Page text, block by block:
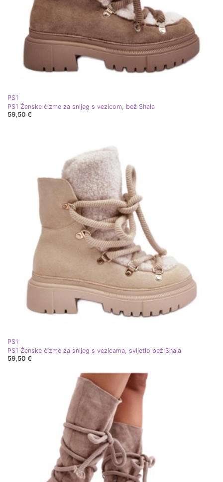
PS1
PS1 Ženske čizme za snijeg s vezicom, bež Shala
59,50 €
PS1
PS1 Ženske čizme za snijeg s vezicama, svijetlo bež Shala
59,50 €